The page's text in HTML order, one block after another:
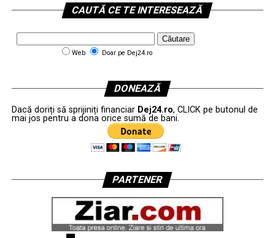
CAUTĂ CE TE INTERESEAZĂ
Web Doar pe Dej24.ro
DONEAZĂ
Dacă doriți să sprijiniți financiar Dej24.ro, CLICK pe butonul de
mai jos pentru a dona orice sumă de bani.
PARTENER